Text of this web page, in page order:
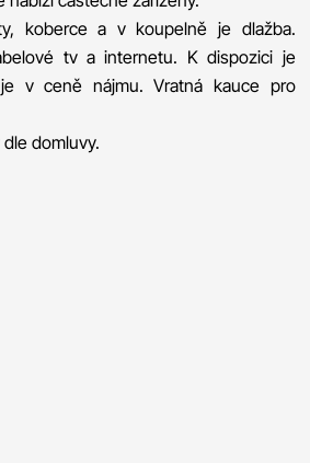
koberce a v koupelně je dlažba.
tv a internetu. K dispozici je
v ceně nájmu. Vratná kauce pro
domluvy.